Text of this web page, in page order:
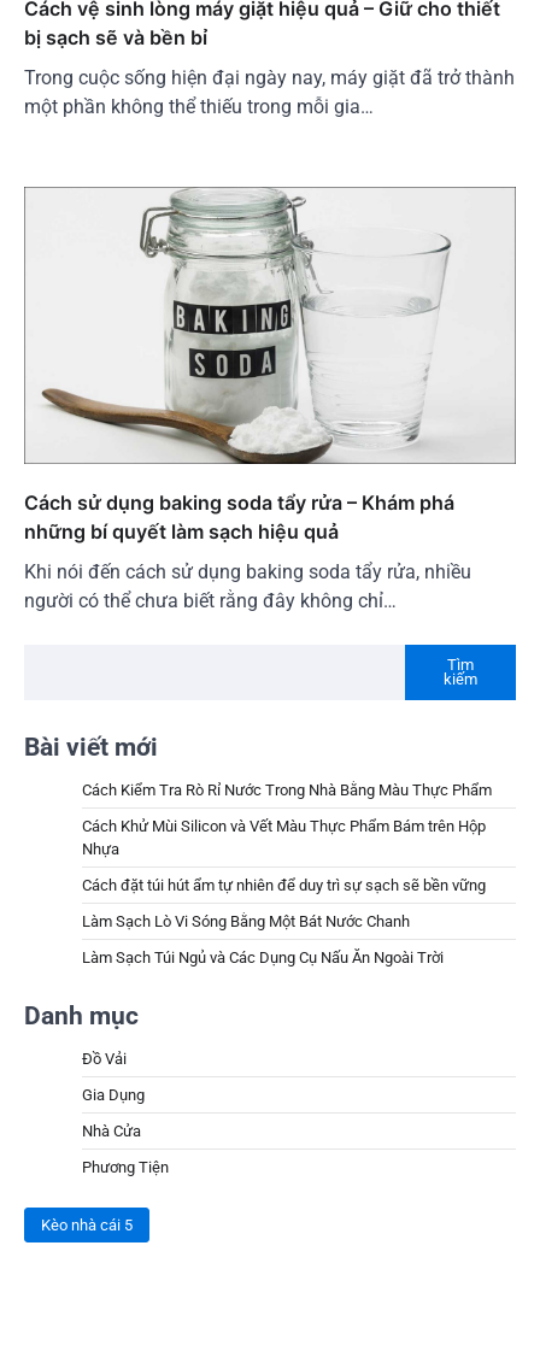
Cách vệ sinh lòng máy giặt hiệu quả – Giữ cho thiết
bị sạch sẽ và bền bỉ
Trong cuộc sống hiện đại ngày nay, máy giặt đã trở thành
một phần không thể thiếu trong mỗi gia…
Cách sử dụng baking soda tẩy rửa – Khám phá
những bí quyết làm sạch hiệu quả
Khi nói đến cách sử dụng baking soda tẩy rửa, nhiều
người có thể chưa biết rằng đây không chỉ…
Tìm
kiếm
Bài viết mới
Cách Kiểm Tra Rò Rỉ Nước Trong Nhà Bằng Màu Thực Phẩm
Cách Khử Mùi Silicon và Vết Màu Thực Phẩm Bám trên Hộp
Nhựa
Cách đặt túi hút ẩm tự nhiên để duy trì sự sạch sẽ bền vững
Làm Sạch Lò Vi Sóng Bằng Một Bát Nước Chanh
Làm Sạch Túi Ngủ và Các Dụng Cụ Nấu Ăn Ngoài Trời
Danh mục
Đồ Vải
Gia Dụng
Nhà Cửa
Phương Tiện
Kèo nhà cái 5